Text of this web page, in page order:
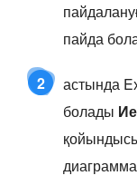
пайда
2
астында
болады